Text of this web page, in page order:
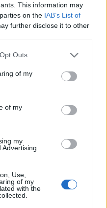
This information may
on the IAB’s List of
further disclose it to other
uses one or more Google
You may click to
and its third-party tags to
purposes in below Google
Outs
of my
of my
my
Use,
of my
with the
ékszert 2021 őszén?
fülbevalók ára is
hogyan alakul a
enged a feltűnő és
múlását ugyanis
és tetszetős